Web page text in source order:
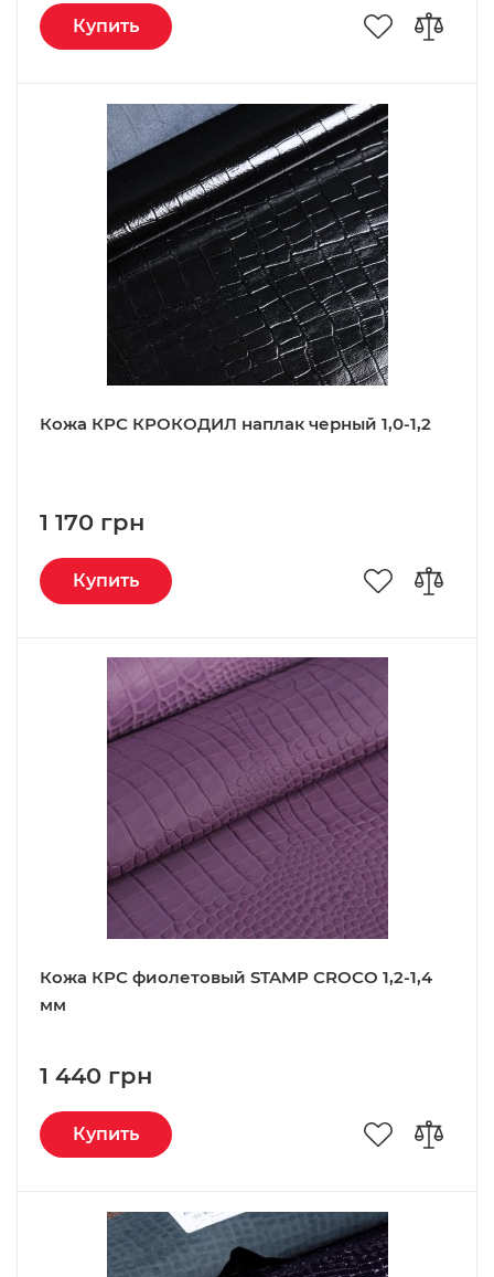
Купить
Кожа КРС КРОКОДИЛ наплак черный 1,0-1,2
1 170 грн
Купить
Кожа КРС фиолетовый STAMP CROCO 1,2-1,4
мм
1 440 грн
Купить